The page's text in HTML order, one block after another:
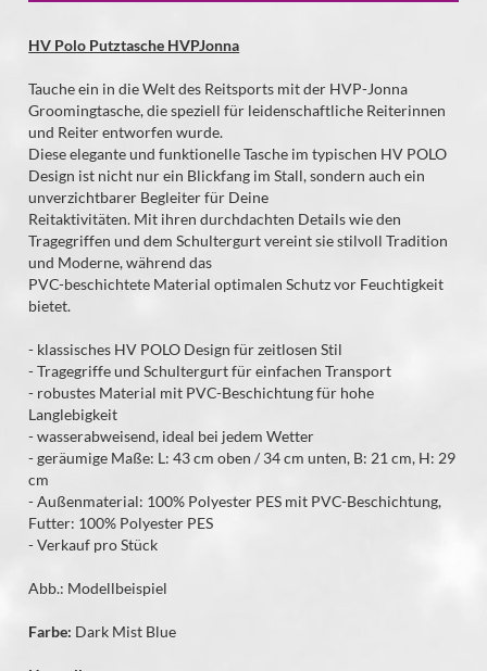
HV Polo Putztasche HVPJonna
Tauche ein in die Welt des Reitsports mit der HVP-Jonna
Groomingtasche, die speziell für leidenschaftliche Reiterinnen
und Reiter entworfen wurde.
Diese elegante und funktionelle Tasche im typischen HV POLO
Design ist nicht nur ein Blickfang im Stall, sondern auch ein
unverzichtbarer Begleiter für Deine
Reitaktivitäten. Mit ihren durchdachten Details wie den
Tragegriffen und dem Schultergurt vereint sie stilvoll Tradition
und Moderne, während das
PVC-beschichtete Material optimalen Schutz vor Feuchtigkeit
bietet.
- klassisches HV POLO Design für zeitlosen Stil
- Tragegriffe und Schultergurt für einfachen Transport
- robustes Material mit PVC-Beschichtung für hohe
Langlebigkeit
- wasserabweisend, ideal bei jedem Wetter
- geräumige Maße: L: 43 cm oben / 34 cm unten, B: 21 cm, H: 29
cm
- Außenmaterial: 100% Polyester PES mit PVC-Beschichtung,
Futter: 100% Polyester PES
- Verkauf pro Stück
Abb.: Modellbeispiel
Farbe: Dark Mist Blue